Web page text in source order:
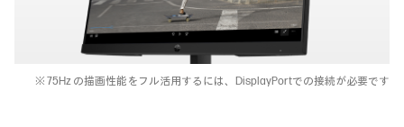
※ 75Hz の描画性能をフル活用するには、DisplayPortでの接続が必要です